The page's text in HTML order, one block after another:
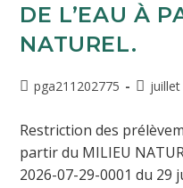
DE L’EAU À
NATUREL.
pga211202775
Restriction des
partir du MILIEU
2026-07-29-0001 du 29